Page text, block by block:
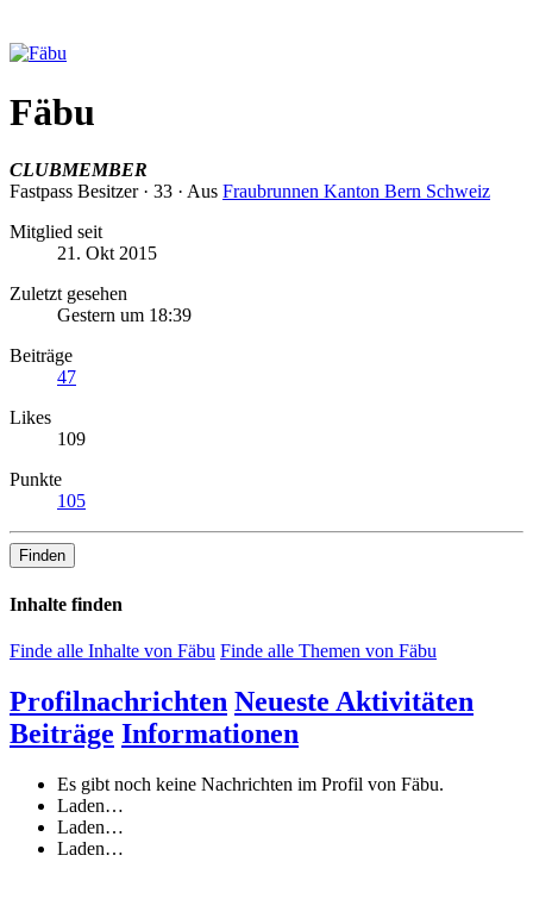
Fäbu
CLUBMEMBER
Fastpass Besitzer · 33 · Aus Fraubrunnen Kanton Bern Schweiz
Mitglied seit
21. Okt 2015
Zuletzt gesehen
Gestern um 18:39
Beiträge
47
Likes
109
Punkte
105
Finden
Inhalte finden
Finde alle Inhalte von Fäbu Finde alle Themen von Fäbu
Profilnachrichten Neueste Aktivitäten
Beiträge Informationen
Es gibt noch keine Nachrichten im Profil von Fäbu.
Laden…
Laden…
Laden…